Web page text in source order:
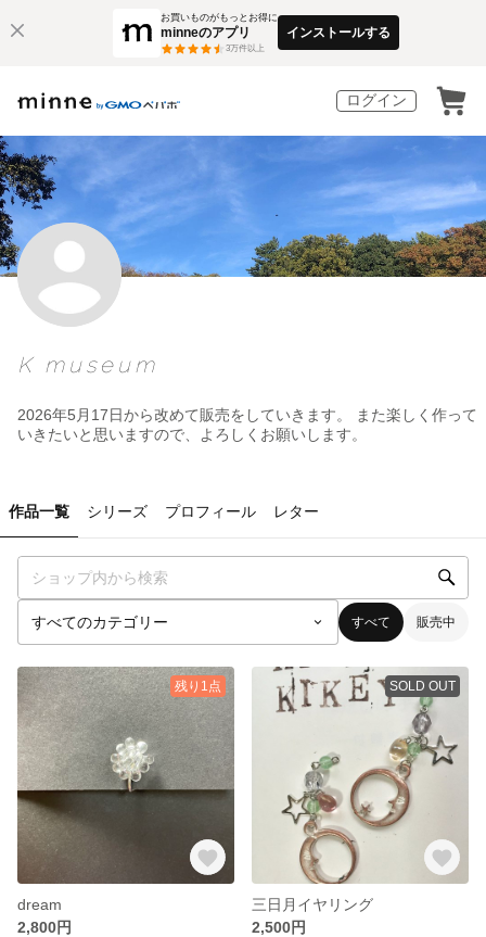
お買いものがもっとお得に
minneのアプリ
3万件以上
インストールする
ログイン
K museum
2026年5月17日から改めて販売をしていきます。 また楽しく作って
いきたいと思いますので、よろしくお願いします。
作品一覧 シリーズ プロフィール レター
すべて 販売中
残り1点
dream
2,800円
SOLD OUT
三日月イヤリング
2,500円